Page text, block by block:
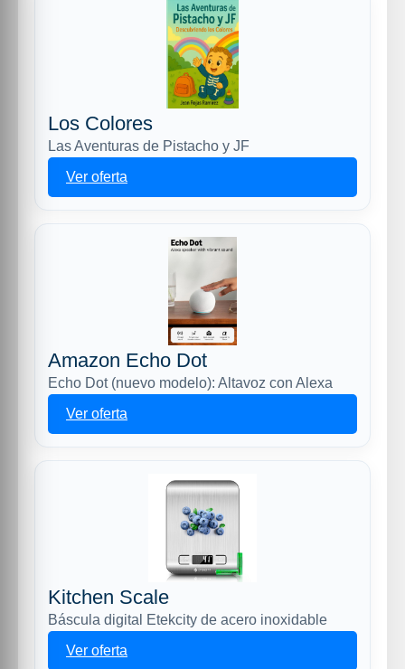
Los Colores
Las Aventuras de Pistacho y JF
Ver oferta
Amazon Echo Dot
Echo Dot (nuevo modelo): Altavoz con Alexa
Ver oferta
Kitchen Scale
Báscula digital Etekcity de acero inoxidable
Ver oferta